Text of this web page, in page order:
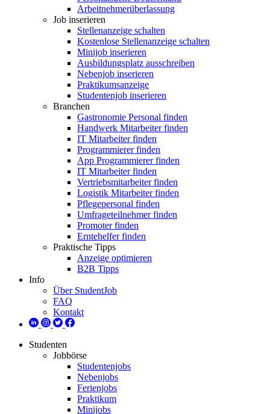
Arbeitnehmerüberlassung
Job inserieren
Stellenanzeige schalten
Kostenlose Stellenanzeige schalten
Minijob inserieren
Ausbildungsplatz ausschreiben
Nebenjob inserieren
Praktikumsanzeige
Studentenjob inserieren
Branchen
Gastronomie Personal finden
Handwerk Mitarbeiter finden
IT Mitarbeiter finden
Programmierer finden
App Programmierer finden
IT Mitarbeiter finden
Vertriebsmitarbeiter finden
Logistik Mitarbeiter finden
Pflegepersonal finden
Umfrageteilnehmer finden
Promoter finden
Erntehelfer finden
Praktische Tipps
Anzeige optimieren
B2B Tipps
Info
Über StudentJob
FAQ
Kontakt
Studenten
Jobbörse
Studentenjobs
Nebenjobs
Ferienjobs
Praktikum
Minijobs